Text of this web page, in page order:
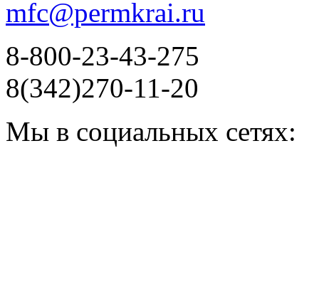
mfc@permkrai.ru
8-800-23-43-275
8(342)270-11-20
Мы в социальных сетях: